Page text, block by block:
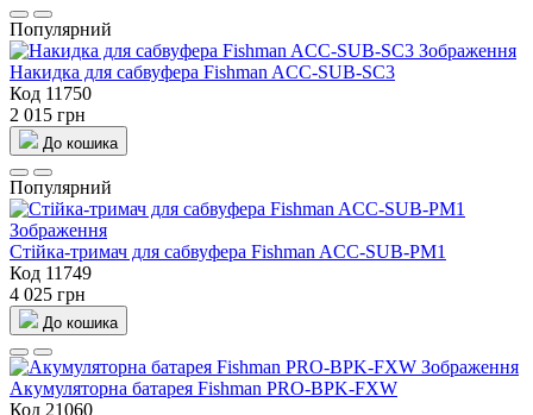
Популярний
Накидка для сабвуфера Fishman ACC-SUB-SC3
Код 11750
2 015 грн
До кошика
Популярний
Стійка-тримач для сабвуфера Fishman ACC-SUB-PM1
Код 11749
4 025 грн
До кошика
Акумуляторна батарея Fishman PRO-BPK-FXW
Код 21060